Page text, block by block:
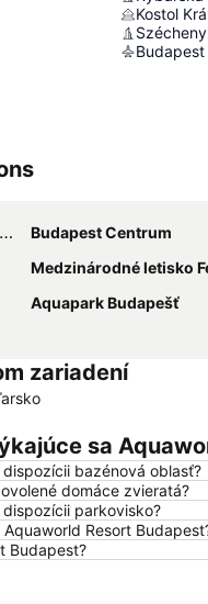
Kostol
Budapest Centrum
Medzinárodné letisko
Aquapark Budapešť
zariadení
sa
bazénová oblasť?
domáce zvieratá?
parkovisko?
Resort
Budapest?